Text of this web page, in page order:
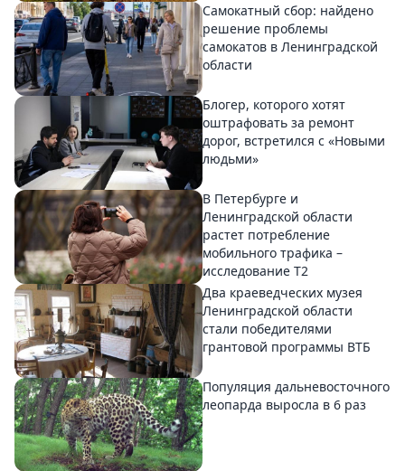
Самокатный сбор: найдено
решение проблемы
самокатов в Ленинградской
области
Блогер, которого хотят
оштрафовать за ремонт
дорог, встретился с «Новыми
людьми»
В Петербурге и
Ленинградской области
растет потребление
мобильного трафика –
исследование T2
Два краеведческих музея
Ленинградской области
стали победителями
грантовой программы ВТБ
Популяция дальневосточного
леопарда выросла в 6 раз